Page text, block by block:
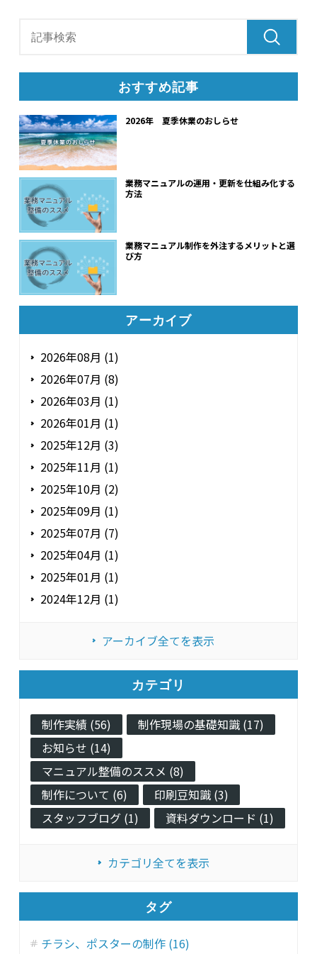
おすすめ記事
2026年 夏季休業のおしらせ
業務マニュアルの運用・更新を仕組み化する
方法
業務マニュアル制作を外注するメリットと選
び方
アーカイブ
2026年08月 (1)
2026年07月 (8)
2026年03月 (1)
2026年01月 (1)
2025年12月 (3)
2025年11月 (1)
2025年10月 (2)
2025年09月 (1)
2025年07月 (7)
2025年04月 (1)
2025年01月 (1)
2024年12月 (1)
アーカイブ全てを表示
カテゴリ
制作実績 (56)
制作現場の基礎知識 (17)
お知らせ (14)
マニュアル整備のススメ (8)
制作について (6)
印刷豆知識 (3)
スタッフブログ (1)
資料ダウンロード (1)
カテゴリ全てを表示
タグ
チラシ、ポスターの制作 (16)